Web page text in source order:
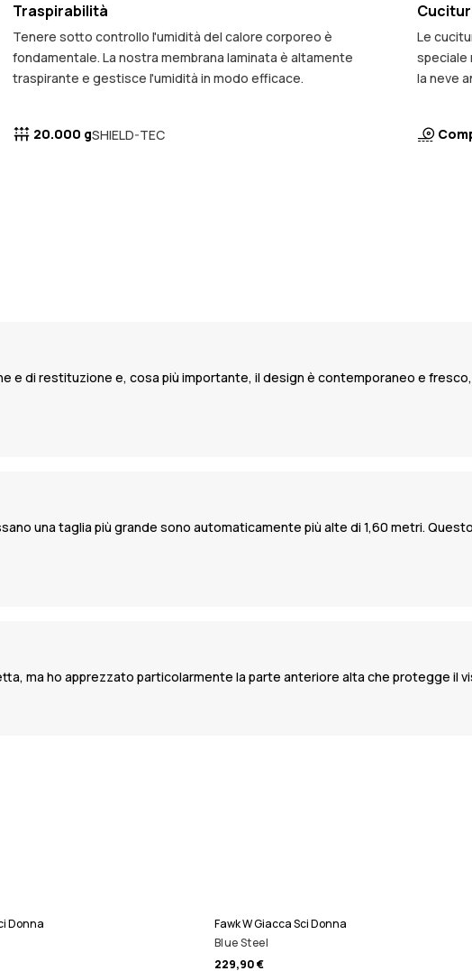
Traspirabilità
Tenere sotto controllo l'umidità del calore corporeo è
fondamentale. La nostra membrana laminata è altamente
traspirante e gestisce l'umidità in modo efficace.
20.000 gSHIELD-TEC
Le
speciale
la neve
di restituzione e, cosa più importante, il design è contemporaneo e
una taglia più grande sono automaticamente più alte di 1,60 metri.
ma ho apprezzato particolarmente la parte anteriore alta che protegge il
Donna
Fawk W Giacca Sci Donna
Blue Steel
229,90 €